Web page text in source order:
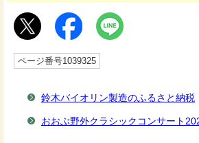
ページ番号1039325
鈴木バイオリン製造のふるさと納税
おおぶ野外クラシックコンサート